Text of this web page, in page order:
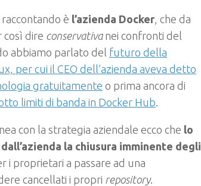
è l’azienda Docker, che da
così dire conservativanei confronti del
abbiamo parlato del futuro della
per cui il CEO dell’azienda aveva detto
gratuitamente o prima ancora di
limiti di banda in Docker Hub.
con la strategia aziendale ecco che lo
la chiusura imminente degli
i proprietari a passare ad una
cancellati i propri repository.